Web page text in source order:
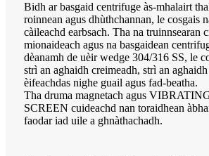
Bidh ar basgaid centrifuge às-mhalairt
roinnean agus dhùthchannan, le cosgais
càileachd earbsach. Tha na truinnsearan
mionaideach agus na basgaidean
dèanamh de uèir wedge 304/316 SS, le
strì an aghaidh creimeadh, strì an
èifeachdas nighe guail agus fad-beatha.
Tha druma magnetach agus
SCREEN cuideachd nan toraidhean
faodar iad uile a ghnàthachadh.